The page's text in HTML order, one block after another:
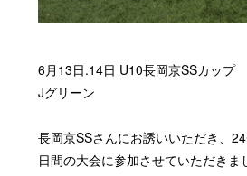
6月13日.14日 U10長岡京SSカップ
Jグリーン
長岡京SSさんにお誘いいただき、
日間の大会に参加させていただきま